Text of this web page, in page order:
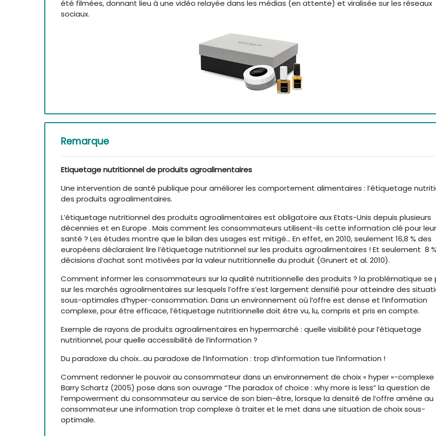
été filmées, donnant lieu à une vidéo relayée dans les médias (en attente) et viralisée sur les réseaux
sociaux.
Remarque
Etiquetage nutritionnel de produits agroalimentaires
Une intervention de santé publique pour améliorer les comportement alimentaires : l’étiquetage
des produits agroalimentaires.
L’étiquetage nutritionnel des produits agroalimentaires est obligatoire aux Etats-Unis depuis plusieurs
décennies et en Europe . Mais comment les consommateurs utilisent-ils cette information clé pour leur
santé ? Les études montre que le bilan des usages est mitigé… En effet, en 2010, seulement 16,8 % des
européens déclaraient lire l’étiquetage nutritionnel sur les produits agroalimentaires ! Et seulement 8
décisions d’achat sont motivées par la valeur nutritionnelle du produit (Grunert et al. 2010).
Comment informer les consommateurs sur la qualité nutritionnelle des produits ? la problématique se
sur les marchés agroalimentaires sur lesquels l’offre s’est largement densifié pour atteindre des
sous-optimales d’hyper-consommation. Dans un environnement où l’offre est dense et l’information
complexe, pour être efficace, l’étiquetage nutritionnelle doit être vu, lu, compris et pris en compte.
Exemple de rayons de produits agroalimentaires en hypermarché : quelle visibilité pour l’étiquetage
nutritionnel, pour quelle accessibilité de l’information ?
Du paradoxe du choix...au paradoxe de l’information : trop d’information tue l’information !
Comment redonner le pouvoir au consommateur dans un environnement de choix « hyper »-complexe
Barry Schartz (2005) pose dans son ouvrage “The paradox of choice : why more is less” la question de
l’empowerment du consommateur au service de son bien-être, lorsque la densité de l’offre amène au
consommateur une information trop complexe à traiter et le met dans une situation de choix sous-
optimale.